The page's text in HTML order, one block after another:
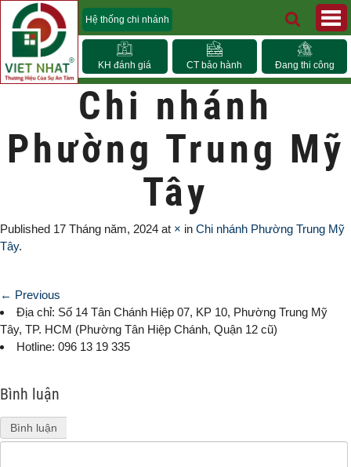
Hệ thống chi nhánh
KH đánh giá CT bảo hành Đang thi công
Chi nhánh
Phường Trung Mỹ
Tây
Published 17 Tháng năm, 2024 at × in Chi nhánh Phường Trung Mỹ
Tây.
← Previous
Địa chỉ: Số 14 Tân Chánh Hiệp 07, KP 10, Phường Trung Mỹ
Tây, TP. HCM (Phường Tân Hiệp Chánh, Quận 12 cũ)
Hotline: 096 13 19 335
Bình luận
Bình luận